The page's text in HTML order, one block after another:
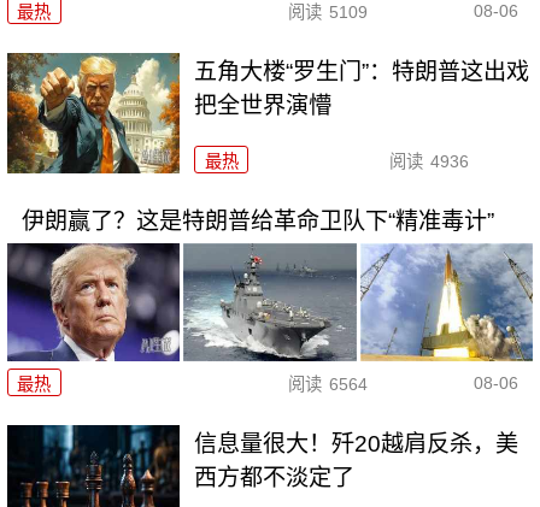
最热 阅读 5109 08-06
五角大楼“罗生门”：特朗普这出戏
把全世界演懵
最热 阅读 4936
伊朗赢了？这是特朗普给革命卫队下“精准毒计”
最热 阅读 6564 08-06
信息量很大！歼20越肩反杀，美
西方都不淡定了